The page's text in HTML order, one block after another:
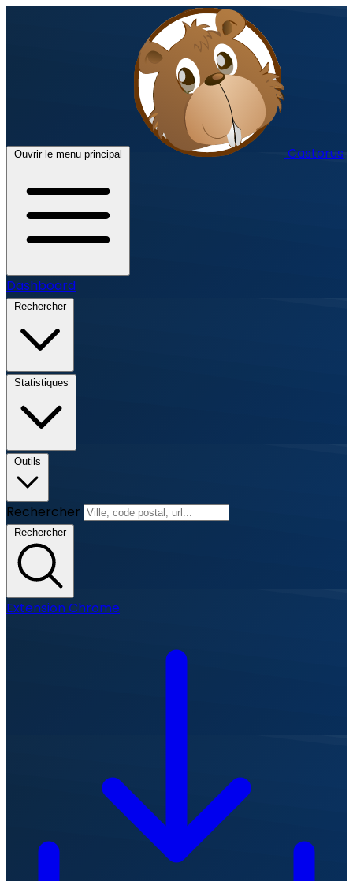
Ouvrir le menu principal Castorus
Dashboard
Rechercher
Statistiques
Outils
Rechercher
Rechercher
Extension Chrome